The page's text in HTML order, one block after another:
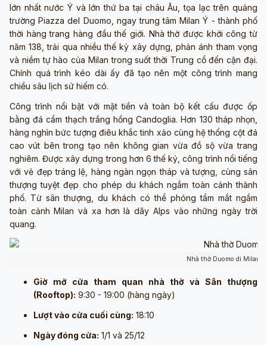
lớn nhất nước Ý và lớn thứ ba tại châu Âu, tọa lạc trên quảng
trường Piazza del Duomo, ngay trung tâm Milan Ý - thành phố
thời hàng trang hàng đầu thế giới. Nhà thờ được khởi công từ
năm 138, trải qua nhiều thế kỷ xây dựng, phản ánh tham vọng
và niềm tự hào của Milan trong suốt thời Trung cổ đến cận đại.
Chính quá trình kéo dài ấy đã tạo nên một công trình mang
chiều sâu lịch sử hiếm có.
Công trình nổi bật với mặt tiền và toàn bộ kết cấu được ốp
bằng đá cẩm thạch trắng hồng Candoglia. Hơn 130 tháp nhọn,
hàng nghìn bức tượng điêu khắc tinh xảo cùng hệ thống cột đá
cao vút bên trong tạo nên không gian vừa đồ sộ vừa trang
nghiêm. Được xây dựng trong hơn 6 thế kỷ, công trình nổi tiếng
với vẻ đẹp tráng lệ, hàng ngàn ngọn tháp và tượng, cùng sân
thượng tuyệt đẹp cho phép du khách ngắm toàn cảnh thành
phố. Từ sân thượng, du khách có thể phóng tầm mắt ngắm
toàn cảnh Milan và xa hơn là dãy Alps vào những ngày trời
quang.
Nhà thờ Duomo di
Giờ mở cửa tham quan nhà thờ và Sân thượng
(Rooftop): 9:30 - 19:00 (hàng ngày)
Lượt vào cửa cuối cùng: 18:10
Ngày đóng cửa: 1/1 và 25/12